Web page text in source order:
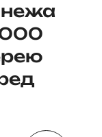
000